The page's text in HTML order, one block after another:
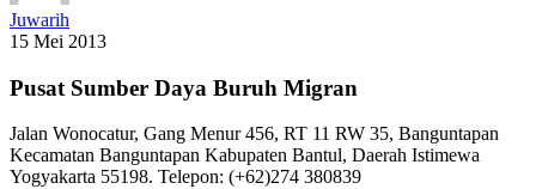
Juwarih
15 Mei 2013
Pusat Sumber Daya Buruh Migran
Jalan Wonocatur, Gang Menur 456, RT 11 RW 35, Banguntapan
Kecamatan Banguntapan Kabupaten Bantul, Daerah Istimewa
Yogyakarta 55198. Telepon: (+62)274 380839